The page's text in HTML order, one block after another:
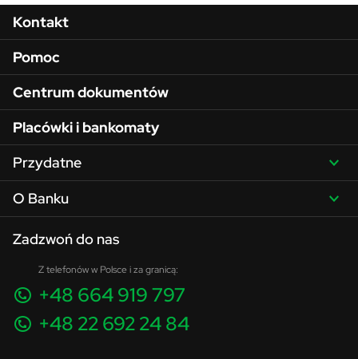
Menu w stopce
Kontakt
Pomoc
Centrum dokumentów
Placówki i bankomaty
Przydatne
O Banku
Zadzwoń do nas
Z telefonów w Polsce i za granicą:
+48 664 919 797
+48 22 692 24 84